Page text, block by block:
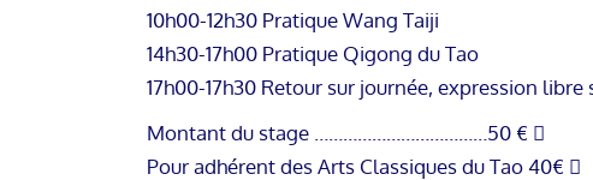
10h00-12h30 Pratique Wang Taiji
14h30-17h00 Pratique Qigong du Tao
17h00-17h30 Retour sur journée, expression
Montant du stage ………………………………50 € 
Pour adhérent des Arts Classiques du Tao 40€ 